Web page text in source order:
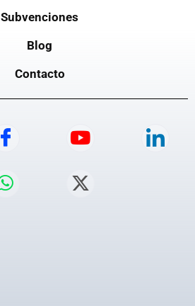
Subvenciones
Blog
Contacto